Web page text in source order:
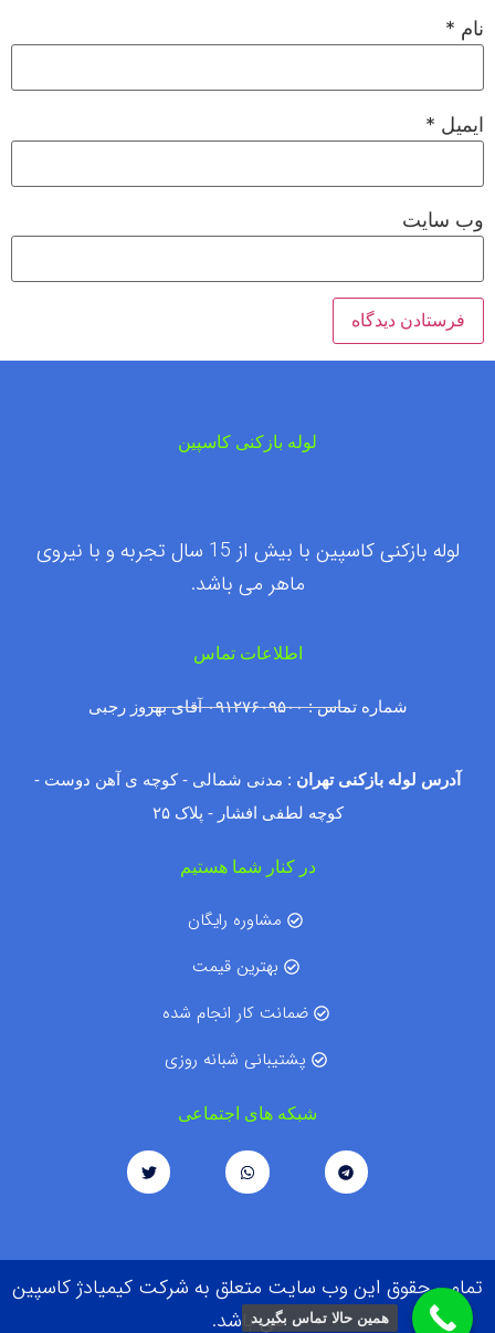
نام *
ایمیل *
وب‌ سایت
لوله بازکنی کاسپین
لوله بازکنی کاسپین با بیش از 15 سال تجربه و با نیروی
ماهر می باشد.
اطلاعات تماس
شماره تماس : ۰۹۱۲۷۶۰۹۵۰۰ آقای بهروز رجبی
آدرس لوله بازکنی تهران : مدنی شمالی - کوچه ی آهن دوست -
کوچه لطفی افشار - پلاک ۲۵
در کنار شما هستیم
مشاوره رایگان
بهترین قیمت
ضمانت کار انجام شده
پشتیبانی شبانه روزی
شبکه های اجتماعی
تمامی حقوق این وب سایت متعلق به شرکت کیمیادژ کاسپین
می باشد.همین حالا تماس بگیرید